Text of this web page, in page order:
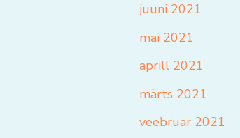
juuni 2021
mai 2021
aprill 2021
märts 2021
veebruar 2021